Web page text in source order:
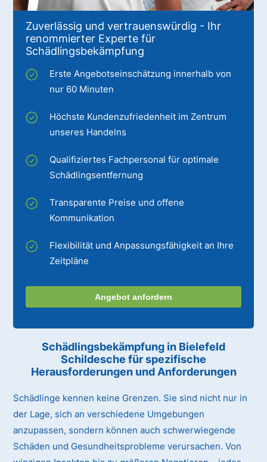
Zuverlässig und vertrauenswürdig - Ihr
renommierter Experte für
Schädlingsbekämpfung
Erste Angebotseinschätzung innerhalb von
nur 60 Minuten
Höchste Kundenzufriedenheit im Zentrum
unseres Handelns
Qualifiziertes Fachpersonal für optimale
Schädlingsentfernung
Transparente Preise und offene
Kommunikation
Flexibilität und Anpassungsfähigkeit an Ihre
Zeitpläne
Angebot anfordern
Schädlingsbekämpfung in Bielefeld
Schildesche für spezifische
Herausforderungen und Anforderungen
Schädlinge kennen keine Grenzen. Sie sind nicht nur in
der Lage, sich an verschiedene Umgebungen
anzupassen, sondern können auch schwerwiegende
Schäden und Gesundheitsprobleme verursachen. Von